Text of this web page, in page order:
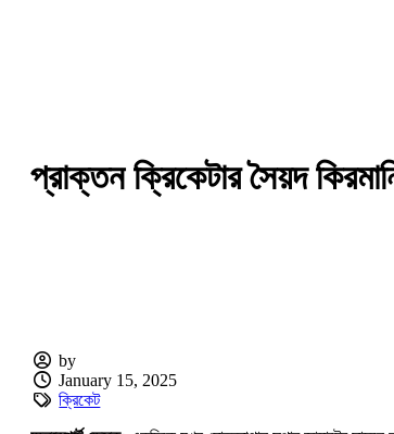
প্রাক্তন ক্রিকেটার সৈয়দ
by
January 15, 2025
ক্রিকেট